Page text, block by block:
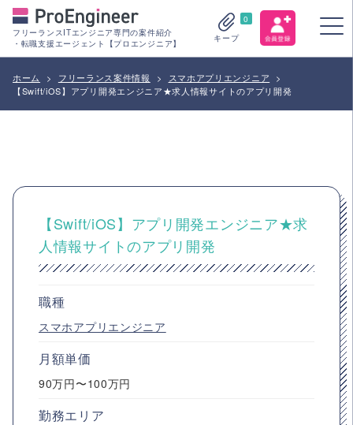
フリーランスITエンジニア専門の案件紹介
・転職支援エージェント【プロエンジニア】
0
キープ
ホーム > フリーランス案件情報 > スマホアプリエンジニア
>
【Swift/iOS】アプリ開発エンジニア★求人情報サイトのアプリ開発
【Swift/iOS】アプリ開発エンジニア★求
人情報サイトのアプリ開発
職種
スマホアプリエンジニア
月額単価
90万円〜100万円
勤務エリア